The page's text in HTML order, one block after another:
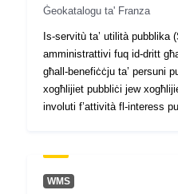
Ġeokatalogu ta' Franza
Is-servitù ta’ utilità pubblika
amministrattivi fuq id-dritt
għall-benefiċċju ta’ persuni
xogħlijiet pubbliċi jew
involuti f’attività fl-interess
attenzjoni tal-awtoritajiet
jistgħu jehmżuhom mad-
WMS